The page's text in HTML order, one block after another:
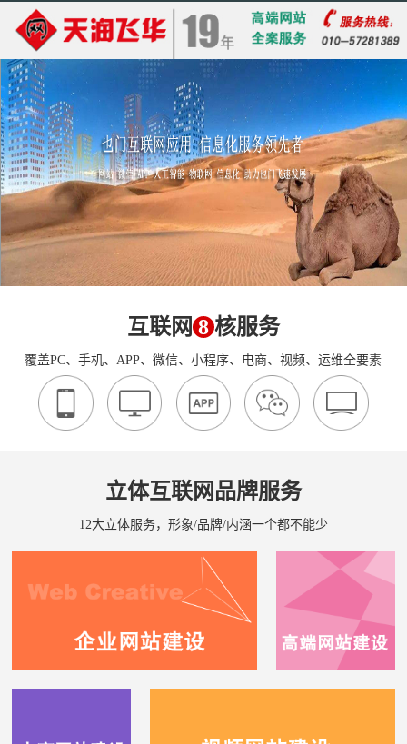
互联网 8 核服务
覆盖PC、手机、APP、微信、小程序、电商、视频、运维全要素
立体互联网品牌服务
12大立体服务，形象/品牌/内涵一个都不能少